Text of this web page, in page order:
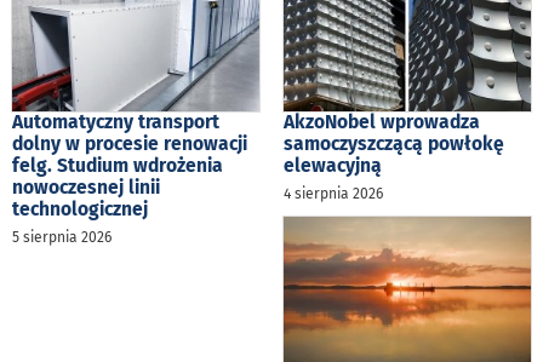
Automatyczny transport
dolny w procesie renowacji
felg. Studium wdrożenia
nowoczesnej linii
technologicznej
5 sierpnia 2026
AkzoNobel wprowadza
samoczyszczącą powłokę
elewacyjną
4 sierpnia 2026